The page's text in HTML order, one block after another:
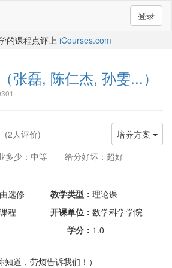
登录
的课程点评上 iCourses.com
（张磊, 陈仁杰, 孙雯...）
培养方案
(2人评价)
多少：中等
给分好坏：超好
选修 教学类型： 理论课
程 开课单位： 数学科学学院
学分： 1.0
知道，劳烦告诉我们！）